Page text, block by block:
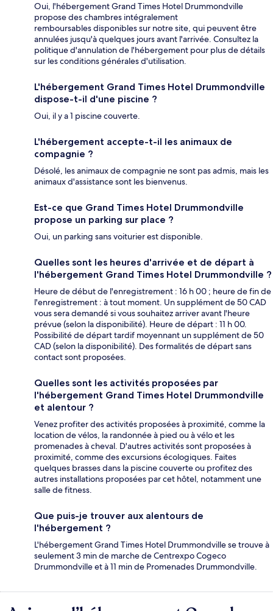
Oui, l'hébergement Grand Times Hotel Drummondville
propose des chambres intégralement
remboursables disponibles sur notre site, qui peuvent être
annulées jusqu'à quelques jours avant l'arrivée. Consultez la
politique d'annulation de l'hébergement pour plus de détails
sur les conditions générales d'utilisation.
L'hébergement Grand Times Hotel Drummondville
dispose-t-il d'une piscine ?
Oui, il y a 1 piscine couverte.
L'hébergement accepte-t-il les animaux de
compagnie ?
Désolé, les animaux de compagnie ne sont pas admis, mais les
animaux d'assistance sont les bienvenus.
Est-ce que Grand Times Hotel Drummondville
propose un parking sur place ?
Oui, un parking sans voiturier est disponible.
Quelles sont les heures d'arrivée et de départ à
l'hébergement Grand Times Hotel Drummondville ?
Heure de début de l'enregistrement : 16 h 00 ; heure de fin de
l'enregistrement : à tout moment. Un supplément de 50 CAD
vous sera demandé si vous souhaitez arriver avant l'heure
prévue (selon la disponibilité). Heure de départ : 11 h 00.
Possibilité de départ tardif moyennant un supplément de 50
CAD (selon la disponibilité). Des formalités de départ sans
contact sont proposées.
Quelles sont les activités proposées par
l'hébergement Grand Times Hotel Drummondville
et alentour ?
Venez profiter des activités proposées à proximité, comme la
location de vélos, la randonnée à pied ou à vélo et les
promenades à cheval. D'autres activités sont proposées à
proximité, comme des excursions écologiques. Faites
quelques brasses dans la piscine couverte ou profitez des
autres installations proposées par cet hôtel, notamment une
salle de fitness.
Que puis-je trouver aux alentours de
l'hébergement ?
L'hébergement Grand Times Hotel Drummondville se trouve à
seulement 3 min de marche de Centrexpo Cogeco
Drummondville et à 11 min de Promenades Drummondville.